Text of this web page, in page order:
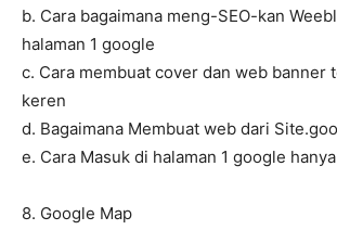
b. Cara bagaimana meng-SEO-kan
halaman 1 google
c. Cara membuat cover dan web banner
keren
d. Bagaimana Membuat web dari
e. Cara Masuk di halaman 1 google
8. Google Map